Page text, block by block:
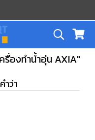
รื่องทำน้ำอุ่น AXIA"
ำว่า